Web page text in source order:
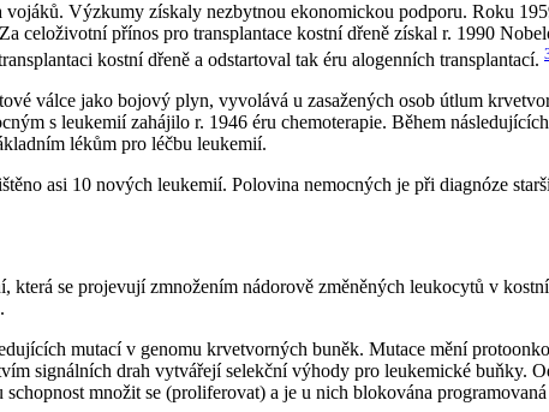
Výzkumy získaly nezbytnou ekonomickou podporu. Roku
celoživotní přínos pro transplantace kostní dřeně získal r. 1990
kostní dřeně a odstartoval tak éru alogenních transplantací.
válce jako bojový plyn, vyvolává u zasažených osob útlum
s leukemií zahájilo r. 1946 éru chemoterapie. Během
lékům pro léčbu leukemií.
asi 10 nových leukemií. Polovina nemocných je při diagnóze
která se projevují zmnožením nádorově změněných leukocytů v
mutací v genomu krvetvorných buněk. Mutace mění
signálních drah vytvářejí selekční výhody pro leukemické buňky.
množit se (proliferovat) a je u nich blokována